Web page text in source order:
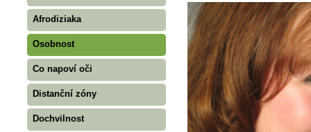
Afrodiziaka
Osobnost
Co napoví oči
Distanční zóny
Dochvilnost